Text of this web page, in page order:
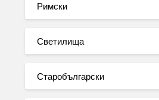
Римски
Светилища
Старобългарски